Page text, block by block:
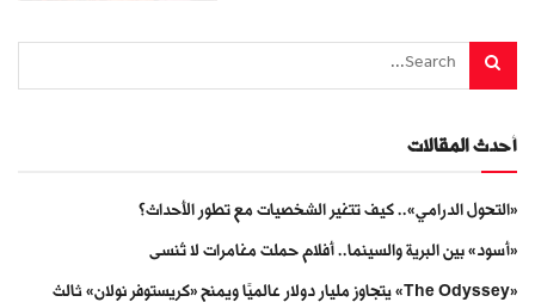
أحدث المقالات
«التحول الدرامي».. كيف تتغير الشخصيات مع تطور الأحداث؟
«أسود» بين البرية والسينما.. أفلام حملت مغامرات لا تُنسى
«The Odyssey» يتجاوز مليار دولار عالميًا ويمنح «كريستوفر نولان» ثالث